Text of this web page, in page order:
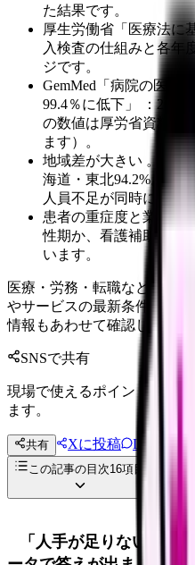
た結果です。
厚生労働省「医療法に
入検査の仕組みと各年
ジです。
GemMed「病院の医師
99.4％に低下」 ：2026
の数値は厚労省資料で
ます）。
地域差が大きい 。医師
海道・東北94.2%。地
人員不足が同時に起き
患者の重症度と業務範
性期か、看護補助者が
います。
医療・労務・転職など判断
やサービスの最新条件は公
情報もあわせて確認してく
SNSで共有
現場で使えるポイントを、
ます。
共有 Xに投稿 LINE
この記事の目次16項目
「人手が足りないのは